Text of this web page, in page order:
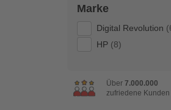
Marke
Digital Revolution
HP (8)
Über 7.000.000
zufriedene Kunden